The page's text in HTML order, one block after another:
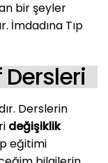
bir şeyler
İmdadına Tıp
Dersleri
Derslerin
değişiklik
eğitimi